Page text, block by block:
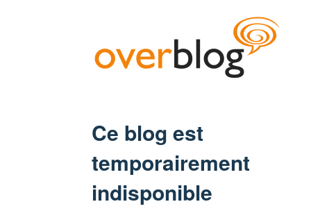
Ce blog est
temporairement
indisponible